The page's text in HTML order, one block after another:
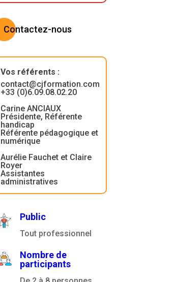
Contactez-nous
Vos référents :
contact@cjformation.com
+33 (0)6.09.08.02.20
Carine ANCIAUX
Présidente, Référente
handicap
Référente pédagogique et
numérique
Aurélie Fauchet et Claire
Royer
Assistantes
administratives
Public
Tout professionnel
Nombre de
participants